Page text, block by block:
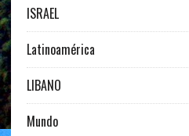
ISRAEL
Latinoamérica
LIBANO
Mundo